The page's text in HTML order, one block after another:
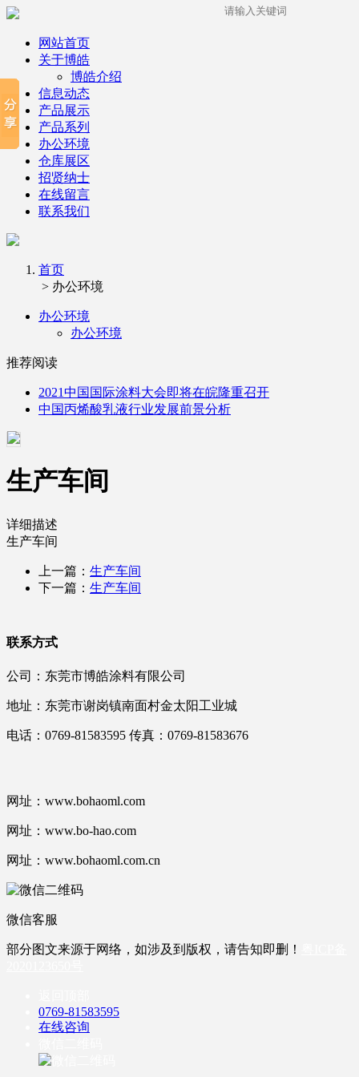
网站首页
关于博皓
博皓介绍
信息动态
产品展示
产品系列
办公环境
仓库展区
招贤纳士
在线留言
联系我们
首页
> 办公环境
办公环境
办公环境
推荐阅读
2021中国国际涂料大会即将在皖隆重召开
中国丙烯酸乳液行业发展前景分析
生产车间
详细描述
生产车间
上一篇： 生产车间
下一篇： 生产车间
联系方式
公司：东莞市博皓涂料有限公司
地址：东莞市谢岗镇南面村金太阳工业城
电话：0769-81583595 传真：0769-81583676
网址：www.bohaoml.com
网址：www.bo-hao.com
网址：www.bohaoml.com.cn
微信客服
部分图文来源于网络，如涉及到版权，请告知即删！
0769-81583595
在线咨询